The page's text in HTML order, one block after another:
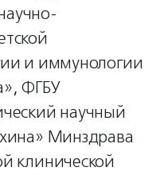
и иммунологии
ФГБУ
научный
Минздрава
клинической